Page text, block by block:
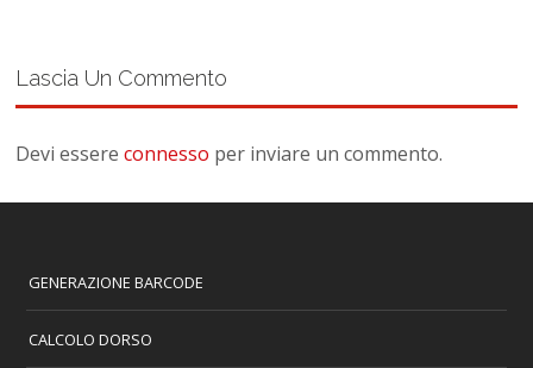
Lascia Un Commento
Devi essereconnesso per inviare un commento.
GENERAZIONE BARCODE
CALCOLO DORSO